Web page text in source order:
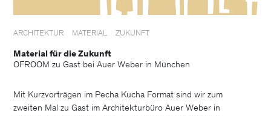
ARCHITEKTUR MATERIAL ZUKUNFT
Material für die Zukunft
OFROOM zu Gast bei Auer Weber in München
Mit Kurzvorträgen im Pecha Kucha Format sind wir zum
zweiten Mal zu Gast im Architekturbüro Auer Weber in